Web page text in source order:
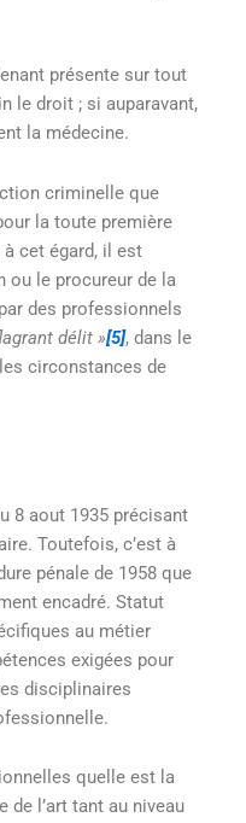
présente sur tout
le droit ; si auparavant,
la médecine.
criminelle que
la toute première
cet égard, il est
ou le procureur de la
des professionnels
délit »[5], dans le
circonstances de
8 aout 1935 précisant
Toutefois, c’est à
pénale de 1958 que
encadré. Statut
au métier
exigées pour
disciplinaires
quelle est la
de l’art tant au niveau